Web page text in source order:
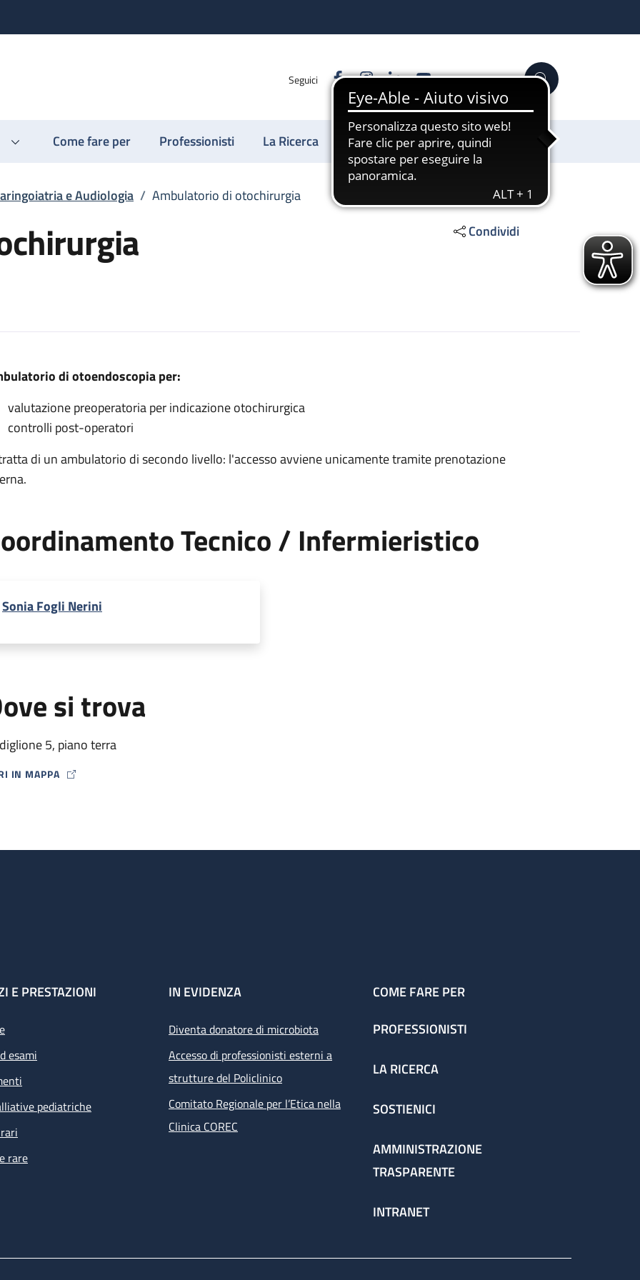
Seguici FacebookInstagram
LinkedinYouTube Cerca
Come fare per Professionisti La Ricerca Sostienici
e Audiologia / Ambulatorio di otochirurgia
Condividi
otochirurgia
di otoendoscopia per:
valutazione preoperatoria per indicazione otochirurgica
controlli post-operatori
di un ambulatorio di secondo livello: l'accesso avviene unicamente tramite prenotazione
Tecnico / Infermieristico
Sonia Fogli Nerini
si trova
5, piano terra
IN MAPPA
ICON
E PRESTAZIONI
esami
pediatriche
rare
IN EVIDENZA
Diventa donatore di microbiota
Accesso di professionisti esterni a
strutture del Policlinico
Comitato Regionale per l’Etica nella
Clinica COREC
COME FARE PER
PROFESSIONISTI
LA RICERCA
SOSTIENICI
AMMINISTRAZIONE
TRASPARENTE
INTRANET